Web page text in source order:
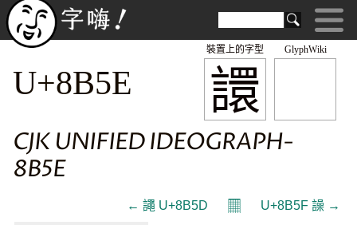
GlyphWiki
譞
裝置上的字型
U+8B5E
CJK UNIFIED IDEOGRAPH-
8B5E
← 譝 U+8B5D 𝄜 U+8B5F 譟 →